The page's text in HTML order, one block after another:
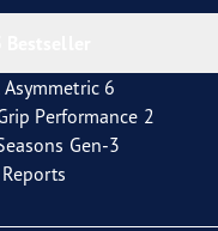
Asymmetric 6
Performance 2
Gen-3